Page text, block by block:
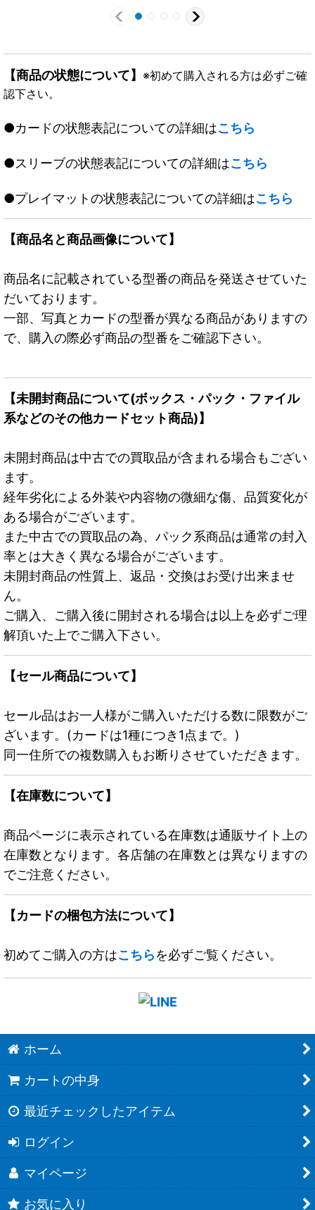
【商品の状態について】 ※初めて購入される方は必ずご確
認下さい。
●カードの状態表記についての詳細はこちら
●スリーブの状態表記についての詳細はこちら
●プレイマットの状態表記についての詳細はこちら
【商品名と商品画像について】
商品名に記載されている型番の商品を発送させていた
だいております。
一部、写真とカードの型番が異なる商品がありますの
で、購入の際必ず商品の型番をご確認下さい。
【未開封商品について(ボックス・パック・ファイル
系などのその他カードセット商品)】
未開封商品は中古での買取品が含まれる場合もござい
ます。
経年劣化による外装や内容物の微細な傷、品質変化が
ある場合がございます。
また中古での買取品の為、パック系商品は通常の封入
率とは大きく異なる場合がございます。
未開封商品の性質上、返品・交換はお受け出来ませ
ん。
ご購入、ご購入後に開封される場合は以上を必ずご理
解頂いた上でご購入下さい。
【セール商品について】
セール品はお一人様がご購入いただける数に限数がご
ざいます。(カードは1種につき1点まで。)
同一住所での複数購入もお断りさせていただきます。
【在庫数について】
商品ページに表示されている在庫数は通販サイト上の
在庫数となります。各店舗の在庫数とは異なりますの
でご注意ください。
【カードの梱包方法について】
初めてご購入の方はこちらを必ずご覧ください。
ホーム
カートの中身
最近チェックしたアイテム
ログイン
マイページ
お気に入り